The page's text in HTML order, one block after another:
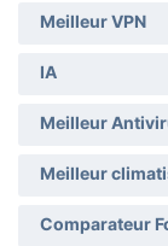
Meilleur VPN
IA
Meilleur
Meilleur
Comparateur